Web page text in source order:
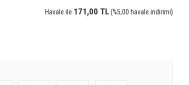
Havale ile 171,00 TL(%5,00 havale indirimi)